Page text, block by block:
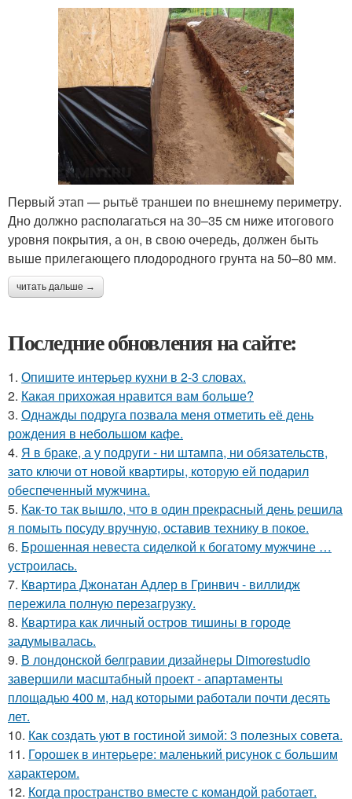
Первый этап — рытьё траншеи по внешнему периметру.
Дно должно располагаться на 30–35 см ниже итогового
уровня покрытия, а он, в свою очередь, должен быть
выше прилегающего плодородного грунта на 50–80 мм.
читать дальше →
Последние обновления на сайте:
1. Опишите интерьер кухни в 2-3 словах.
2. Какая прихожая нравится вам больше?
3. Однажды подруга позвала меня отметить её день
рождения в небольшом кафе.
4. Я в браке, а у подруги - ни штампа, ни обязательств,
зато ключи от новой квартиры, которую ей подарил
обеспеченный мужчина.
5. Как-то так вышло, что в один прекрасный день решила
я помыть посуду вручную, оставив технику в покое.
6. Брошенная невеста сиделкой к богатому мужчине …
устроилась.
7. Квартира Джонатан Адлер в Гринвич - виллидж
пережила полную перезагрузку.
8. Квартира как личный остров тишины в городе
задумывалась.
9. В лондонской белгравии дизайнеры Dimorestudio
завершили масштабный проект - апартаменты
площадью 400 м, над которыми работали почти десять
лет.
10. Как создать уют в гостиной зимой: 3 полезных совета.
11. Горошек в интерьере: маленький рисунок с большим
характером.
12. Когда пространство вместе с командой работает.